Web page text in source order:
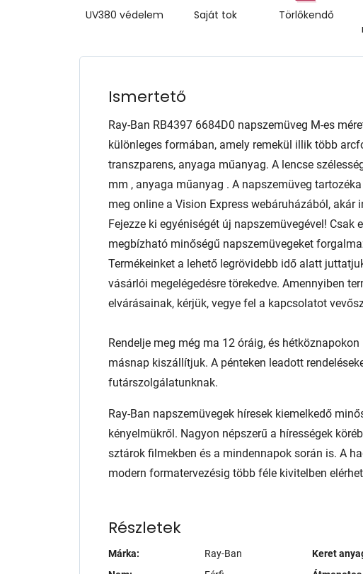
UV380 védelem Saját tok Törlőkendő
Ismertető
Ray-Ban RB4397 6684D0 napszemüveg M-es
különleges formában, amely remekül illik több
transzparens, anyaga műanyag. A lencse
mm , anyaga műanyag . A napszemüveg
meg online a Vision Express webáruházából, akár
Fejezze ki egyéniségét új napszemüvegével! Csak
megbízható minőségű napszemüvegeket
Termékeinket a lehető legrövidebb idő alatt
vásárlói megelégedésre törekedve. Amennyiben
elvárásainak, kérjük, vegye fel a kapcsolatot
Rendelje meg még ma 12 óráig, és
másnap kiszállítjuk. A pénteken leadott
futárszolgálatunknak.
Ray-Ban napszemüvegek híresek kiemelkedő
kényelmükről. Nagyon népszerű a hírességek
sztárok filmekben és a mindennapok során is. A
modern formatervezésig több féle kivitelben
Részletek
Márka:
Ray-Ban
Keret